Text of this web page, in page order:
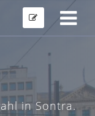
in Sontra.